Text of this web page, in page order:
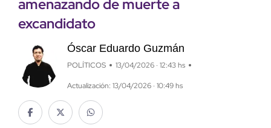
amenazando de muerte a
excandidato
Óscar Eduardo Guzmán
POLÍTICOS 13/04/2026 · 12:43 hs
Actualización: 13/04/2026 · 10:49 hs